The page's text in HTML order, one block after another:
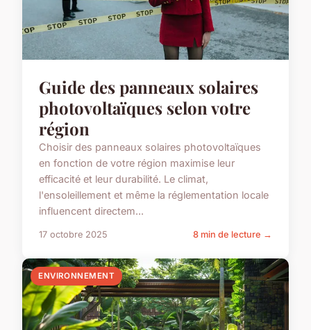
Guide des panneaux solaires
photovoltaïques selon votre
région
Choisir des panneaux solaires photovoltaïques
en fonction de votre région maximise leur
efficacité et leur durabilité. Le climat,
l'ensoleillement et même la réglementation locale
influencent directem...
17 octobre 2025 8 min de lecture →
ENVIRONNEMENT